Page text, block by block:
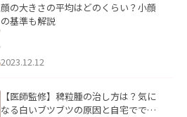
顔の大きさの平均はどのくらい？小顔
の基準も解説
2023.12.12
【医師監修】稗粒腫の治し方は？気に
なる白いブツブツの原因と自宅ででき